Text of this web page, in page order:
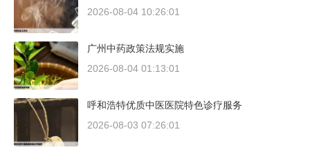
2026-08-04 10:26:01
广州中药政策法规实施
2026-08-04 01:13:01
呼和浩特优质中医医院特色诊疗服务
2026-08-03 07:26:01